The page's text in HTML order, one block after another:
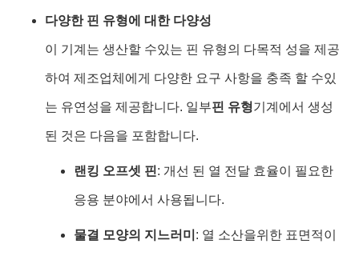
다양한 핀 유형에 대한 다양성
이 기계는 생산할 수있는 핀 유형의 다목적 성을 제공
하여 제조업체에게 다양한 요구 사항을 충족 할 수있
는 유연성을 제공합니다. 일부핀 유형기계에서 생성
된 것은 다음을 포함합니다.
랜킹 오프셋 핀: 개선 된 열 전달 효율이 필요한
응용 분야에서 사용됩니다.
물결 모양의 지느러미 : 열 소산을위한 표면적이